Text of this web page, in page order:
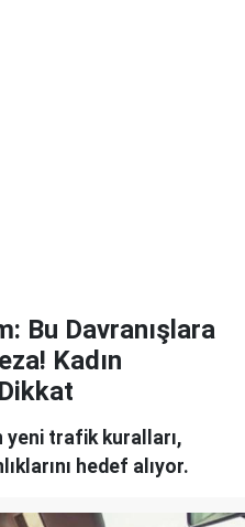
Bu Davranışlara
Kadın
yeni trafik kuralları,
hedef alıyor.